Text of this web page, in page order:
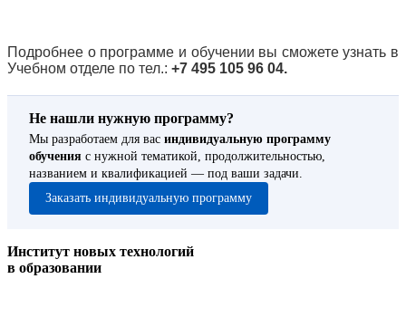
Подробнее о программе и обучении вы сможете узнать в
Учебном отделе по тел.: +7 495 105 96 04.
Не нашли нужную программу?
Мы разработаем для вас индивидуальную программу
обучения с нужной тематикой, продолжительностью,
названием и квалификацией — под ваши задачи.
Заказать индивидуальную программу
Институт новых технологий
в образовании